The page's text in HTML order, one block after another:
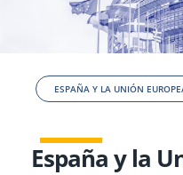
ESPAÑA Y LA UNIÓN
España y la